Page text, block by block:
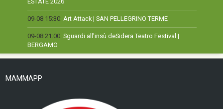
09-08 15:30: Art Attack | SAN PELLEGRINO TERME
09-08 21:00: Sguardi all'insù deSidera Teatro Festival |
BERGAMO
MAMMAPP